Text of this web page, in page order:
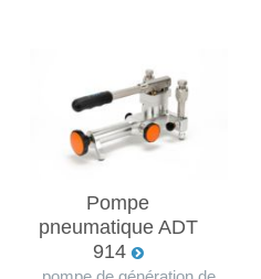
Pompe
pneumatique ADT
914